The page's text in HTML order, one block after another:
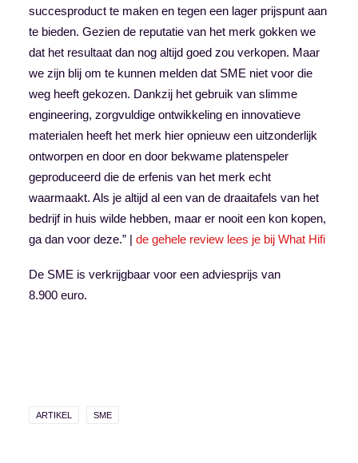
succesproduct te maken en tegen een lager prijspunt aan
te bieden. Gezien de reputatie van het merk gokken we
dat het resultaat dan nog altijd goed zou verkopen. Maar
we zijn blij om te kunnen melden dat SME niet voor die
weg heeft gekozen. Dankzij het gebruik van slimme
engineering, zorgvuldige ontwikkeling en innovatieve
materialen heeft het merk hier opnieuw een uitzonderlijk
ontworpen en door en door bekwame platenspeler
geproduceerd die de erfenis van het merk echt
waarmaakt. Als je altijd al een van de draaitafels van het
bedrijf in huis wilde hebben, maar er nooit een kon kopen,
ga dan voor deze.” | de gehele review lees je bij What Hifi
De SME is verkrijgbaar voor een adviesprijs van
8.900 euro.
ARTIKEL SME